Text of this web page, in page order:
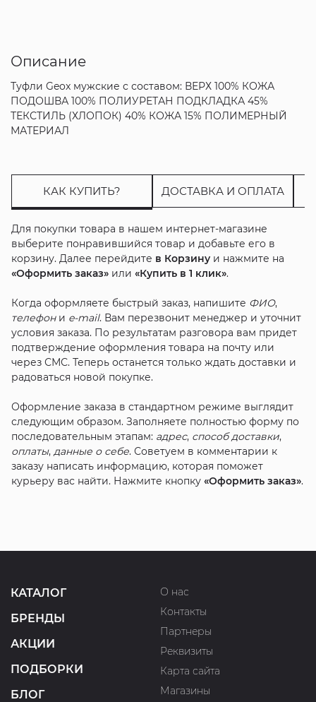
Описание
Туфли Geox мужские с составом: ВЕРХ 100% КОЖА
ПОДОШВА 100% ПОЛИУРЕТАН ПОДКЛАДКА 45%
ТЕКСТИЛЬ (ХЛОПОК) 40% КОЖА 15% ПОЛИМЕРНЫЙ
МАТЕРИАЛ
КАК КУПИТЬ? ДОСТАВКА И ОПЛАТА
Для покупки товара в нашем интернет-магазине
выберите понравившийся товар и добавьте его в
корзину. Далее перейдите в Корзинуи нажмите на
«Оформить заказ»или «Купить в 1 клик».
Когда оформляете быстрый заказ, напишите ФИО,
телефони e-mail. Вам перезвонит менеджер и уточнит
условия заказа. По результатам разговора вам придет
подтверждение оформления товара на почту или
через СМС. Теперь останется только ждать доставки и
радоваться новой покупке.
Оформление заказа в стандартном режиме выглядит
следующим образом. Заполняете полностью форму по
последовательным этапам: адрес, способ доставки,
оплаты, данные о себе. Советуем в комментарии к
заказу написать информацию, которая поможет
курьеру вас найти. Нажмите кнопку «Оформить заказ».
КАТАЛОГ
БРЕНДЫ
АКЦИИ
ПОДБОРКИ
БЛОГ
О нас
Контакты
Партнеры
Реквизиты
Карта сайта
Магазины